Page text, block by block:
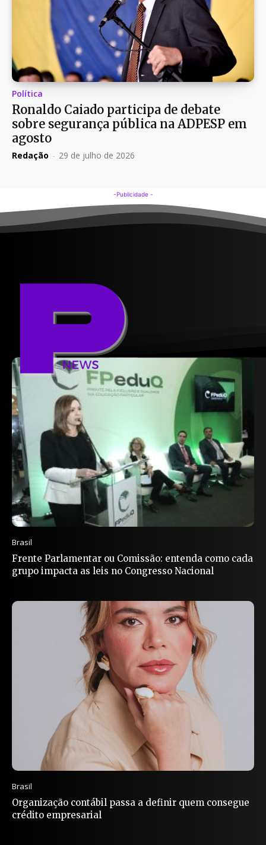
Política
Ronaldo Caiado participa de debate
sobre segurança pública na ADPESP em
agosto
Redação - 29 de julho de 2026
-Publicidade -
Brasil
Frente Parlamentar ou Comissão: entenda como cada
grupo impacta as leis no Congresso Nacional
Brasil
Organização contábil passa a definir quem consegue
crédito empresarial